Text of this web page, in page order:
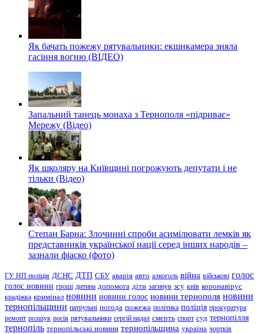
Як бачать пожежу рятувальники: екшнкамера зняла
гасіння вогню (ВІДЕО)
Запальний танець монаха з Тернополя «підриває»
Мережу (Відео)
Як школяру на Київщині погрожують депутати і не
тільки (Відео)
Степан Барна: Злочинні спроби асимілювати лемків як
представників української нації серед інших народів –
зазнали фіаско (фото)
ГУ НП поліція ДСНС ДТП СБУ аварія авто алкоголь війна військові голос
голос новини гроші дитина допомога діти загинув зсу київ коронавірус
крадіжка кримінал новини новини голос новини тернополя новини
тернопільщини патрульні погода пожежа політика поліція прокуратура
ремонт розшук росія рятувальники сергій надал смерть спорт суд тернопілля
тернопіль тернопільські новини тернопільщина україна чортків